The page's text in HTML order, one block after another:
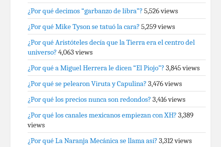
¿Por qué decimos “garbanzo de libra”? 5,526 views
¿Por qué Mike Tyson se tatuó la cara? 5,259 views
¿Por qué Aristóteles decía que la Tierra era el centro del
universo? 4,063 views
¿Por qué a Miguel Herrera le dicen “El Piojo”? 3,845 views
¿Por qué se pelearon Viruta y Capulina? 3,476 views
¿Por qué los precios nunca son redondos? 3,416 views
¿Por qué los canales mexicanos empiezan con XH? 3,389
views
¿Por qué La Naranja Mecánica se llama así? 3,312 views